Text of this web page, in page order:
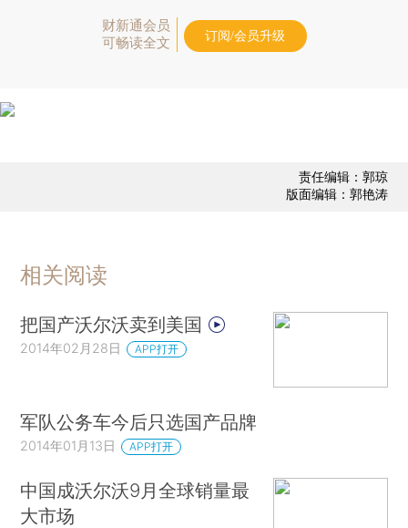
财新通会员
可畅读全文
订阅/会员升级
责任编辑：郭琼
版面编辑：郭艳涛
相关阅读
把国产沃尔沃卖到美国
2014年02月28日 APP打开
军队公务车今后只选国产品牌
2014年01月13日 APP打开
中国成沃尔沃9月全球销量最
大市场